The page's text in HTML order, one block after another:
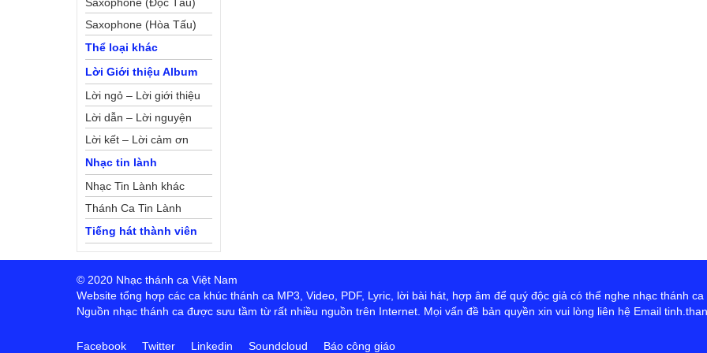
Saxophone (Hòa Tấu)
Thể loại khác
Lời Giới thiệu Album
Lời ngỏ – Lời giới thiệu
Lời dẫn – Lời nguyện
Lời kết – Lời cảm ơn
Nhạc tin lành
Nhạc Tin Lành khác
Thánh Ca Tin Lành
Tiếng hát thành viên
© 2020 Nhạc thánh ca Việt Nam
Website tổng hợp các ca khúc thánh ca MP3, Video, PDF, Lyric, lời bài hát, hợp âm để quý độc giả có thể nghe nhạc thánh ca
Nguồn nhạc thánh ca được sưu tầm từ rất nhiều nguồn trên Internet. Mọi vấn đề bản quyền xin vui lòng liên hệ Email
Facebook Twitter Linkedin Soundcloud Báo công giáo